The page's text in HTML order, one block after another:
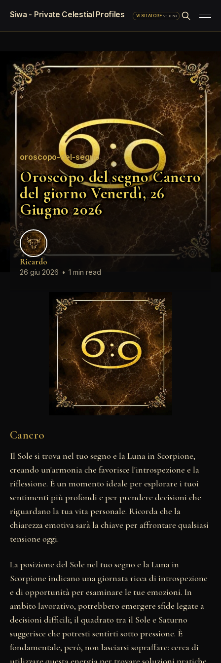
Siwa - Private Celestial Profiles VISITATORE·v1.0.69
oroscopo-del-segno
Oroscopo del segno Cancro
del giorno Venerdì, 26
Giugno 2026
Ricardo
26 giu 2026 • 1 min read
Cancro
Il Sole si trova nel tuo segno e la Luna in Scorpione,
creando un'armonia che favorisce l'introspezione e la
riflessione. È un momento ideale per esplorare i tuoi
sentimenti più profondi e per prendere decisioni che
riguardano la tua vita personale. Ricorda che la
chiarezza emotiva sarà la chiave per affrontare qualsiasi
tensione oggi.
La posizione del Sole nel tuo segno e la Luna in
Scorpione indicano una giornata ricca di introspezione
e di opportunità per esaminare le tue emozioni. In
ambito lavorativo, potrebbero emergere sfide legate a
decisioni difficili; il quadrato tra il Sole e Saturno
suggerisce che potresti sentirti sotto pressione. È
fondamentale, però, non lasciarsi sopraffare: cerca di